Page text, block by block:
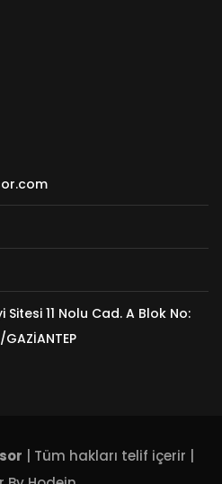
Sitesi 11 Nolu Cad. A Blok No:
| Tüm hakları telif içerir |